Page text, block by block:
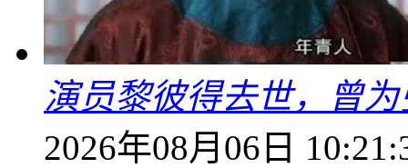
演员黎彼得去世，曾
2026年08月06日